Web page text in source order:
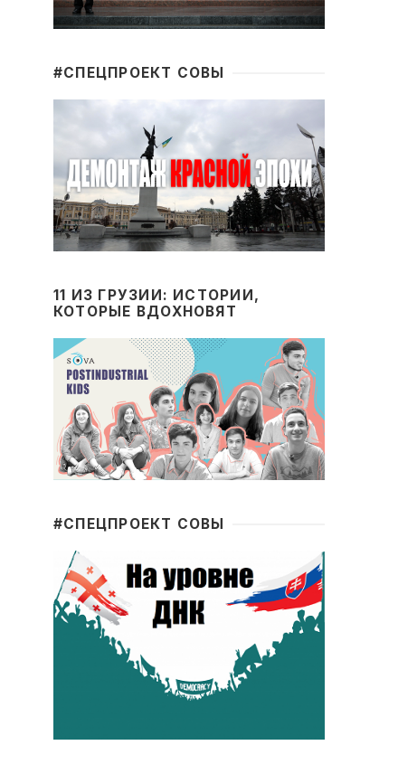
#CПЕЦПРОЕКТ СОВЫ
11 ИЗ ГРУЗИИ: ИСТОРИИ,
КОТОРЫЕ ВДОХНОВЯТ
#CПЕЦПРОЕКТ СОВЫ